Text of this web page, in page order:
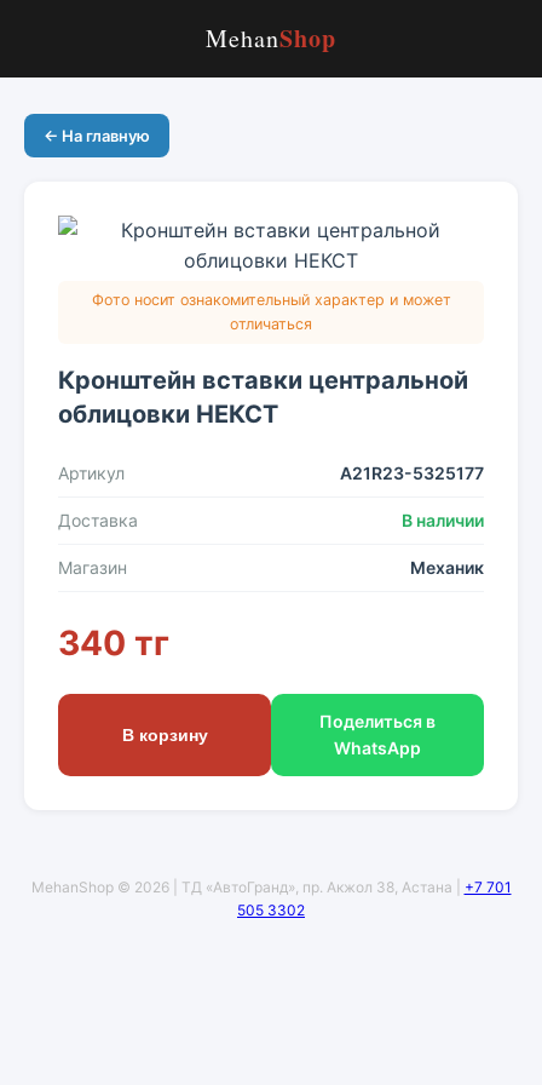
MehanShop
← На главную
Фото носит ознакомительный характер и может
отличаться
Кронштейн вставки центральной
облицовки НЕКСТ
Артикул A21R23-5325177
Доставка В наличии
Магазин Механик
340 тг
В корзину
Поделиться в
WhatsApp
MehanShop © 2026 | ТД «АвтоГранд», пр. Акжол 38, Астана | +7 701
505 3302